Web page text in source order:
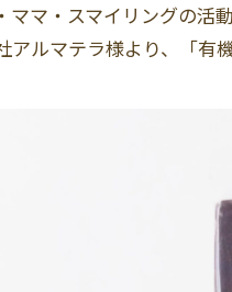
ママ・スマイリングの活
アルマテラ様より、「有